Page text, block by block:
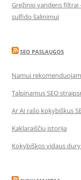
Gręžinio vandens
sulfido šalinimui
SEO PASLAUGOS
Namui
Talpinamus SEO
Ar AI rašo kokybiškus
Kaklaraiščių istorija
Kokybiškos vidaus